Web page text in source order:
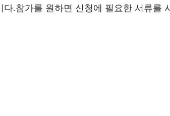
.참가를 원하면 신청에 필요한 서류를